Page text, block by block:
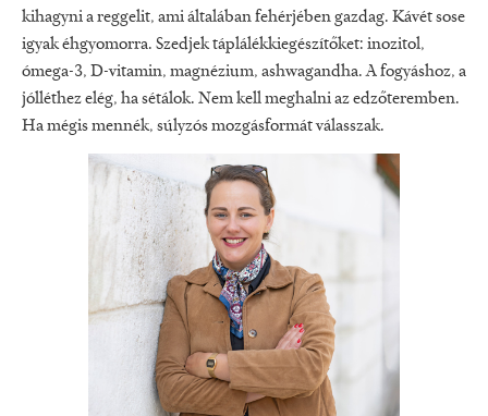
kihagyni a reggelit, ami általában fehérjében gazdag. Kávét sose
igyak éhgyomorra. Szedjek táplálékkiegészítőket: inozitol,
ómega-3, D-vitamin, magnézium, ashwagandha. A fogyáshoz, a
jólléthez elég, ha sétálok. Nem kell meghalni az edzőteremben.
Ha mégis mennék, súlyzós mozgásformát válasszak.